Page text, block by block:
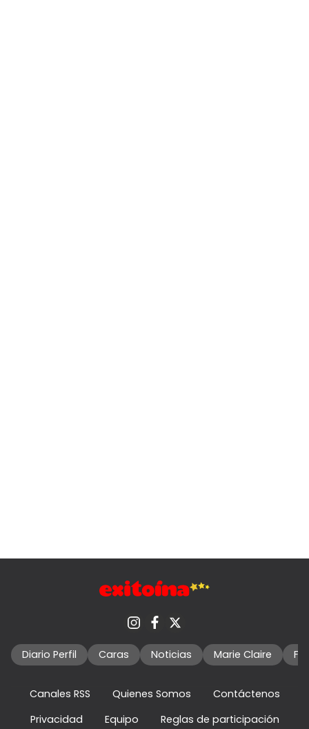
Diario Perfil Caras Noticias Marie Claire
Canales RSS Quienes Somos
Contáctenos
Privacidad
Equipo Reglas de participación